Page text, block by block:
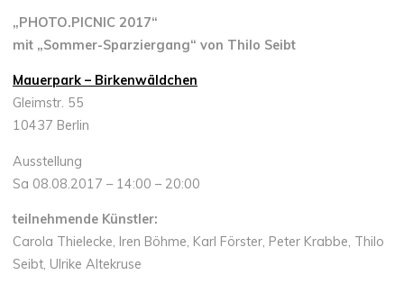
„PHOTO.PICNIC 2017“
mit „Sommer-Sparziergang“ von Thilo Seibt
Mauerpark – Birkenwäldchen
Gleimstr. 55
10437 Berlin
Ausstellung
Sa 08.08.2017 – 14:00 – 20:00
teilnehmende Künstler:
Carola Thielecke, Iren Böhme, Karl Förster, Peter Krabbe, Thilo
Seibt, Ulrike Altekruse